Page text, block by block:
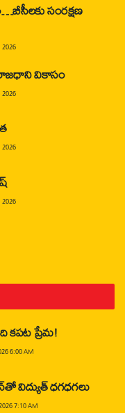
సంరక్షణ
రాజధాని వికాసం
కపట ప్రేమ!
6:00 AM
విద్యుత్ ధగధగలు
7:10 AM